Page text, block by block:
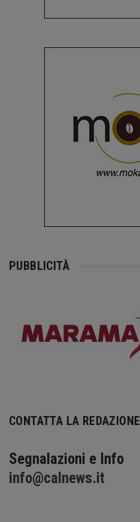
PUBBLICITÀ
CONTATTA LA REDAZIONE
Segnalazioni e Info
info@calnews.it